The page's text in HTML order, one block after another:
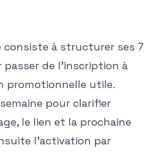
consiste à structurer ses 7
passer de l'inscription à
promotionnelle utile.
pour clarifier
le lien et la prochaine
l'activation par